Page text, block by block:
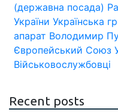
(державна посада)
України Українська
апарат Володимир
Європейський Союз
Військовослужбовці
Recent posts